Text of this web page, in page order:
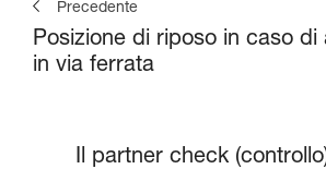
Precedente
Posizione di riposo in caso di
in via ferrata
Il partner check